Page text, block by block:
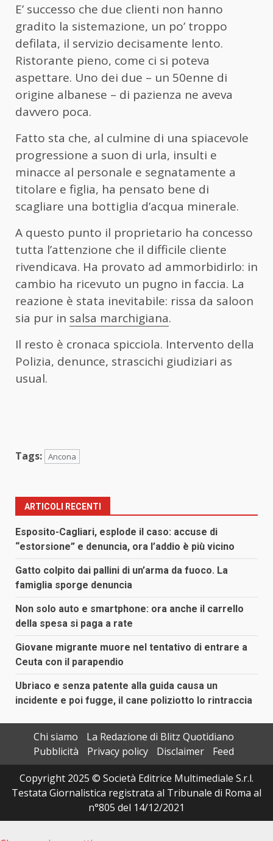
E’ successo che due clienti non hanno
gradito la sistemazione, un po’ troppo
defilata, il servizio decisamente lento.
Ristorante pieno, come ci si poteva
aspettare. Uno dei due – un 50enne di
origine albanese – di pazienza ne aveva
davvero poca.
Fatto sta che, al culmine di una spiacevole
progressione a suon di urla, insulti e
minacce al personale e segnatamente a
titolare e figlia, ha pensato bene di
scagliare una bottiglia d’acqua minerale.
A questo punto il proprietario ha concesso
tutta l’attenzione che il difficile cliente
rivendicava. Ha provato ad ammorbidirlo: in
cambio ha ricevuto un pugno in faccia. La
reazione è stata inevitabile: rissa da saloon
sia pur in salsa marchigiana.
Il resto è cronaca spicciola. Intervento della
Polizia, denunce, strascichi giudiziari as
usual.
Tags: Ancona
ARTICOLI RECENTI
Esposito-Cagliari, esplode il caso: accuse di
“estorsione” e denuncia, ora l’addio è più vicino
Gatto colpito dai pallini di un’arma da fuoco. La
famiglia sporge denuncia
Non solo auto e smartphone: ora anche il carrello
della spesa si paga a rate
Giovane migrante muore nel tentativo di entrare a
Ceuta con il parapendio
Ubriaco e senza patente alla guida causa un
incidente e poi fugge, il cane poliziotto lo rintraccia
Chi siamo
La Redazione di Blitz Quotidiano
Pubblicità
Privacy policy Disclaimer
Feed
Copyright 2025 © Società Editrice Multimediale S.r.l.
Testata Giornalistica registrata al Tribunale di Roma al
n°805 del 14/12/2021